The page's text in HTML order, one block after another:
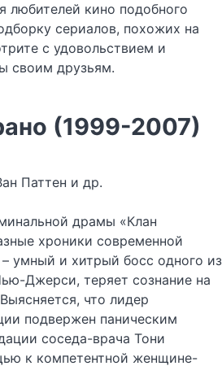
любителей кино подобного
сериалов, похожих на
с удовольствием и
своим друзьям.
(1999-2007)
Паттен и др.
драмы «Клан
хроники современной
умный и хитрый босс одного из
Джерси, теряет сознание на
что лидер
подвержен паническим
соседа-врача Тони
к компетентной женщине-